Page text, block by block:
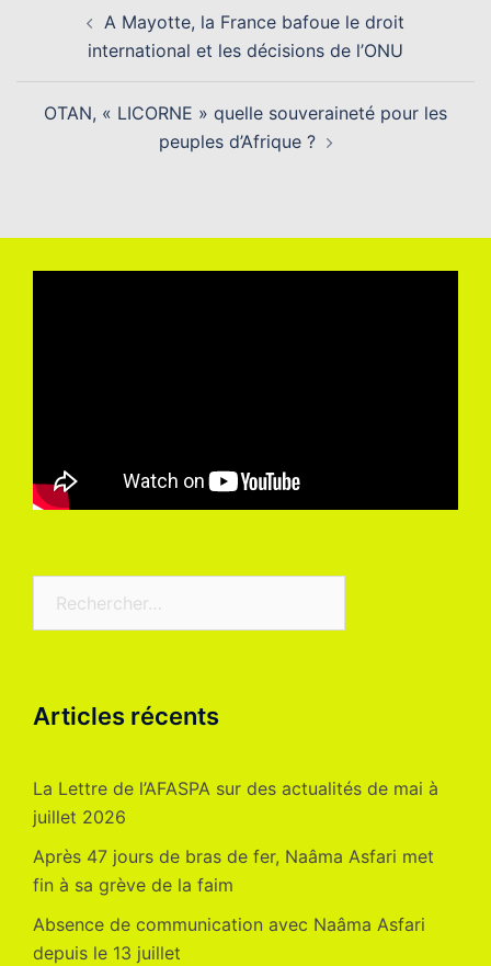
d’articleA Mayotte, la France bafoue le droit
international et les décisions de l’ONU
OTAN, « LICORNE » quelle souveraineté pour les
peuples d’Afrique ?
Articles récents
La Lettre de l’AFASPA sur des actualités de mai à
juillet 2026
Après 47 jours de bras de fer, Naâma Asfari met
fin à sa grève de la faim
Absence de communication avec Naâma Asfari
depuis le 13 juillet